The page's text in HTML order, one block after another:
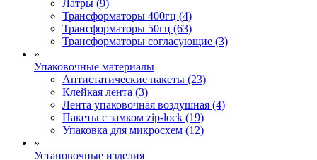
Латры (9)
Трансформаторы 400гц (4)
Трансформаторы 50гц (63)
Трансформаторы согласующие (3)
»
Упаковочные материалы
Антистатические пакеты (23)
Клейкая лента (3)
Лента упаковочная воздушная (4)
Пакеты с замком zip-lock (19)
Упаковка для микросхем (12)
»
Установочные изделия